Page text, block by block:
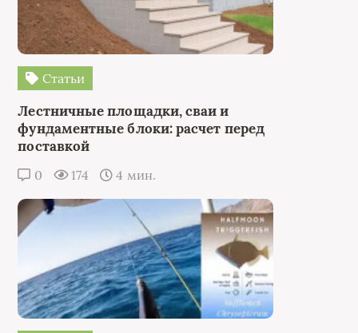
Статьи
Лестничные площадки, сваи и
фундаментные блоки: расчет перед
поставкой
0 174 4 мин.